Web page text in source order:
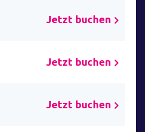
Jetzt buchen
Jetzt buchen
Jetzt buchen